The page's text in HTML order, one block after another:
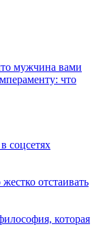
мужчина вами
что
соцсетях
отстаивать
которая